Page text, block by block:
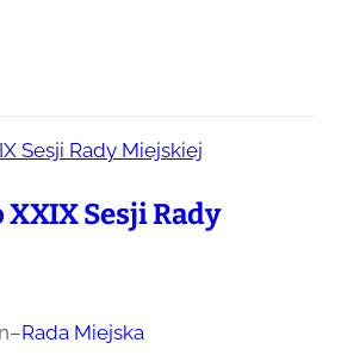
Sesji Rady
–Rada Miejska